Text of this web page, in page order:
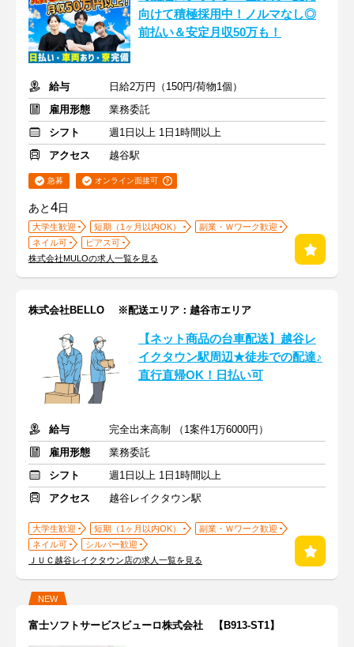
向けて積極採用中！ノルマなし◎
前払い＆安定月収50万も！
給与
日給2万円（150円/荷物1個）
雇用形態
業務委託
シフト
週1日以上 1日1時間以上
アクセス
越谷駅
急募 オンライン面接可
あと4日
大学生歓迎 短期（1ヶ月以内OK）
副業・Ｗワーク歓迎
ネイル可
ピアス可
株式会社MULOの求人一覧を見る
株式会社BELLO ※配送エリア：越谷市エリア
【ネット商品の台車配送】越谷レ
イクタウン駅周辺★徒歩での配達♪
直行直帰OK！日払い可
給与
完全出来高制 （1案件1万6000円）
雇用形態
業務委託
シフト
週1日以上 1日1時間以上
アクセス
越谷レイクタウン駅
大学生歓迎 短期（1ヶ月以内OK）
副業・Ｗワーク歓迎
ネイル可
シルバー歓迎
ＪＵＣ越谷レイクタウン店の求人一覧を見る
NEW
富士ソフトサービスビューロ株式会社 【B913-ST1】